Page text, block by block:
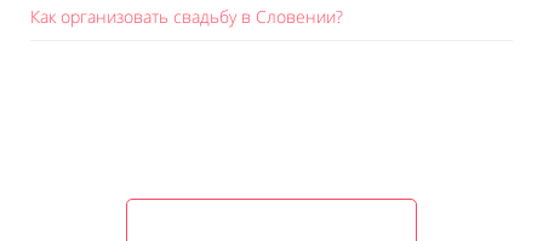
Как организовать свадьбу в Словении?